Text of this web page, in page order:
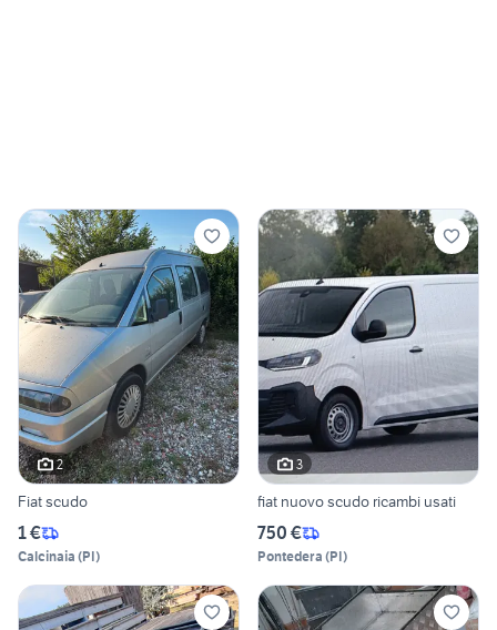
2
Fiat scudo
1 €
Calcinaia (PI)
3
fiat nuovo scudo ricambi usati
750 €
Pontedera (PI)